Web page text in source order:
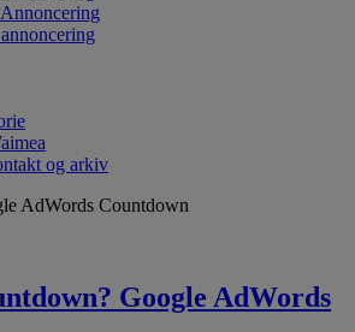
og arkiv
AdWords Countdown
Google AdWords